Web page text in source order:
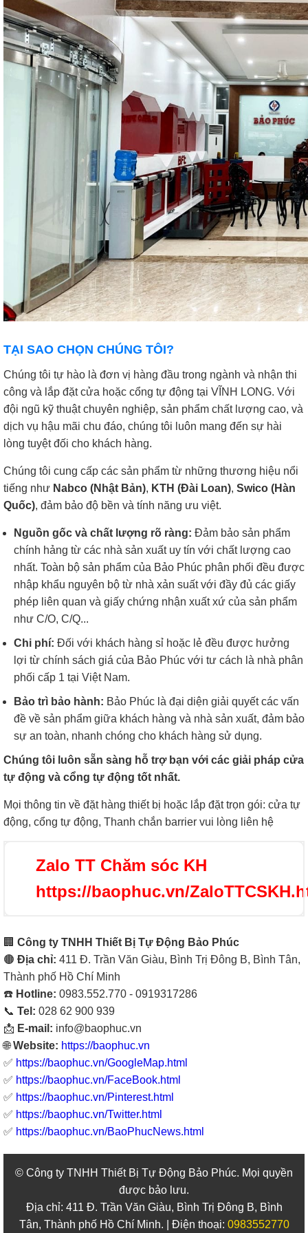
TẠI SAO CHỌN CHÚNG TÔI?
Chúng tôi tự hào là đơn vị hàng đầu trong ngành và nhận thi
công và lắp đặt cửa hoặc cổng tự động tại VĨNH LONG. Với
đội ngũ kỹ thuật chuyên nghiệp, sản phẩm chất lượng cao, và
dịch vụ hậu mãi chu đáo, chúng tôi luôn mang đến sự hài
lòng tuyệt đối cho khách hàng.
Chúng tôi cung cấp các sản phẩm từ những thương hiệu nổi
tiếng như Nabco (Nhật Bản), KTH (Đài Loan), Swico (Hàn
Quốc), đảm bảo độ bền và tính năng ưu việt.
Nguồn gốc và chất lượng rõ ràng: Đảm bảo sản phẩm
chính hảng từ các nhà sản xuất uy tín với chất lượng cao
nhất. Toàn bộ sản phẩm của Bảo Phúc phân phối đều được
nhập khẩu nguyên bộ từ nhà xản suất với đầy đủ các giấy
phép liên quan và giấy chứng nhận xuất xứ của sản phẩm
như C/O, C/Q...
Chi phí: Đối với khách hàng sỉ hoặc lẻ đều được hưởng
lợi từ chính sách giá của Bảo Phúc với tư cách là nhà phân
phối cấp 1 tại Việt Nam.
Bảo trì bảo hành: Bảo Phúc là đại diện giải quyết các vấn
đề về sản phẩm giữa khách hàng và nhà sản xuất, đảm bảo
sự an toàn, nhanh chóng cho khách hàng sử dụng.
Chúng tôi luôn sẵn sàng hỗ trợ bạn với các giải pháp cửa
tự động và cổng tự động tốt nhất.
Mọi thông tin về đặt hàng thiết bị hoặc lắp đặt trọn gói: cửa tự
động, cổng tự động, Thanh chắn barrier vui lòng liên hệ
Zalo TT Chăm sóc KH
https://baophuc.vn/
🏢 Công ty TNHH Thiết Bị Tự Động Bảo Phúc
🟤 Địa chỉ: 411 Đ. Trần Văn Giàu, Bình Trị Đông B, Bình Tân,
Thành phố Hồ Chí Minh
☎️ Hotline: 0983.552.770 - 0919317286
📞 Tel: 028 62 900 939
📩 E-mail: info@baophuc.vn
🌐Website: https://baophuc.vn
✅ https://baophuc.vn/GoogleMap.html
✅ https://baophuc.vn/FaceBook.html
✅ https://baophuc.vn/Pinterest.html
✅ https://baophuc.vn/Twitter.html
✅ https://baophuc.vn/BaoPhucNews.html
© Công ty TNHH Thiết Bị Tự Động Bảo Phúc. Mọi quyền
được bảo lưu.
Địa chỉ: 411 Đ. Trần Văn Giàu, Bình Trị Đông B, Bình
Tân, Thành phố Hồ Chí Minh. | Điện thoại: 0983552770